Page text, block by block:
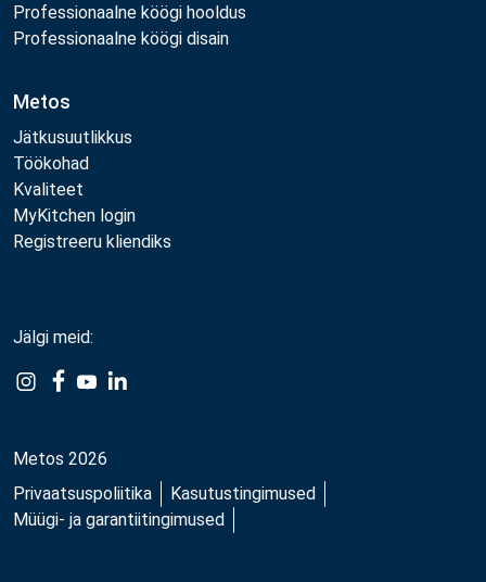
Professionaalne köögi hooldus
Professionaalne köögi disain
Metos
Jätkusuutlikkus
Töökohad
Kvaliteet
MyKitchen login
Registreeru kliendiks
Metos 2026
Privaatsuspoliitika
Kasutustingimused
Müügi- ja garantiitingimused
Jälgi meid:
ExampleExample
ExampleExample